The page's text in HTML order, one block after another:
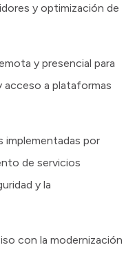
y optimización de
y presencial para
acceso a plataformas
implementadas por
de servicios
y la
con la modernización